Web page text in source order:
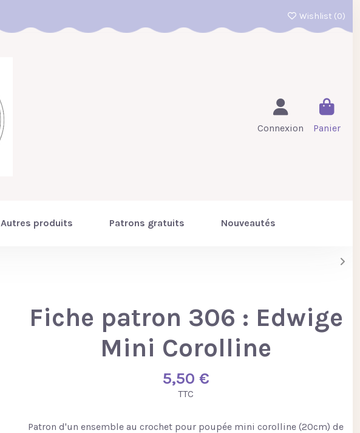
Wishlist (0)
Connexion Panier
Autres produits Patrons gratuits Nouveautés
Fiche patron 306 : Edwige
Mini Corolline
5,50 €
TTC
Patron d'un ensemble au crochet pour poupée mini corolline (20cm) de